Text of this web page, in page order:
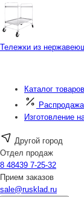
Тележки из
Каталог товаров
Распродажа
Изготовление
Другой город
Отдел продаж
8 48439 7-25-32
Прием заказов
sale@rusklad.ru